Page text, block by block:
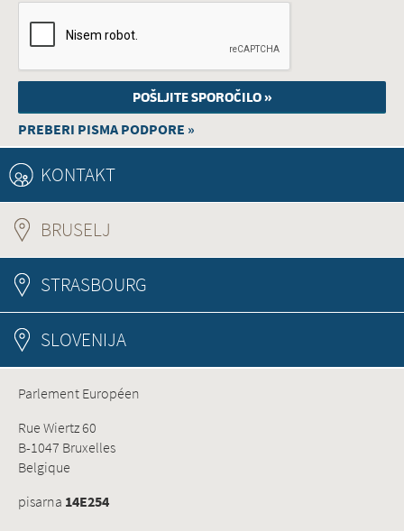
PREBERI PISMA PODPORE »
KONTAKT
BRUSELJ
STRASBOURG
SLOVENIJA
Parlement Européen
Rue Wiertz 60
B-1047 Bruxelles
Belgique
pisarna 14E254